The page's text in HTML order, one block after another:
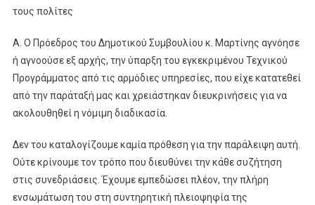
τους πολίτες
Α. Ο Πρόεδρος του Δημοτικού Συμβουλίου κ. Μαρτίνης αγνόησε
ή αγνοούσε εξ αρχής, την ύπαρξη του εγκεκριμένου Τεχνικού
Προγράμματος από τις αρμόδιες υπηρεσίες, που είχε κατατεθεί
από την παράταξή μας και χρειάστηκαν διευκρινήσεις για να
ακολουθηθεί η νόμιμη διαδικασία.
Δεν του καταλογίζουμε καμία πρόθεση για την παράλειψη αυτή.
Ούτε κρίνουμε τον τρόπο που διευθύνει την κάθε συζήτηση
στις συνεδριάσεις. Έχουμε εμπεδώσει πλέον, την πλήρη
ενσωμάτωση του στη συντηρητική πλειοψηφία της